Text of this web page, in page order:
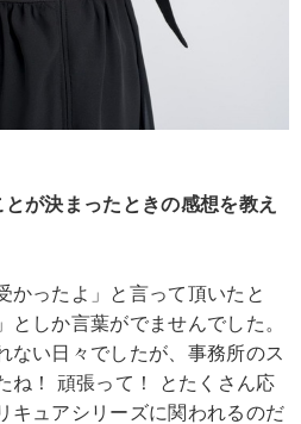
が決まったときの感想を教え
かったよ」と言って頂いたと
としか言葉がでませんでした。
ない日々でしたが、事務所のス
ね！ 頑張って！ とたくさん応
キュアシリーズに関われるのだ